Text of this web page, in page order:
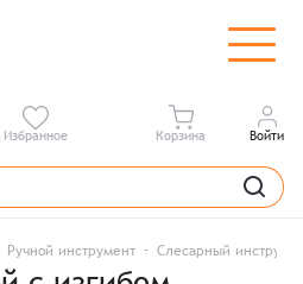
Избранное Корзина Войти
Ручной инструмент Слесарный